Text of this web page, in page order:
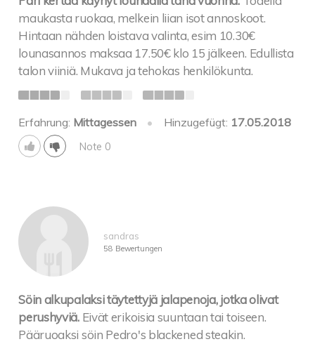
maukasta ruokaa, melkein liian isot annoskoot.
Hintaan nähden loistava valinta, esim 10.30€
lounasannos maksaa 17.50€ klo 15 jälkeen. Edullista
talon viiniä. Mukava ja tehokas henkilökunta.
Erfahrung: Mittagessen • Hinzugefügt: 17.05.2018
Note 0
sandras
58 Bewertungen
Söin alkupalaksi täytettyjä jalapenoja, jotka olivat
perushyviä. Eivät erikoisia suuntaan tai toiseen.
Pääruoaksi söin Pedro's blackened steakin.